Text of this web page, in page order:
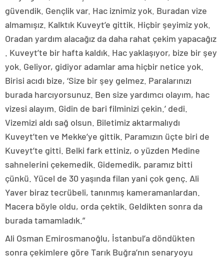
güvendik. Gençlik var. Hac iznimiz yok. Buradan vize
almamışız. Kalktık Kuveyt’e gittik. Hiçbir şeyimiz yok.
Oradan yardım alacağız da daha rahat çekim yapacağız
. Kuveyt’te bir hafta kaldık. Hac yaklaşıyor, bize bir şey
yok. Geliyor, gidiyor adamlar ama hiçbir netice yok.
Birisi acıdı bize, ‘Size bir şey gelmez. Paralarınızı
burada harcıyorsunuz. Ben size yardımcı olayım, hac
vizesi alayım. Gidin de bari filminizi çekin.’ dedi.
Vizemizi aldı sağ olsun. Biletimiz aktarmalıydı
Kuveyt’ten ve Mekke’ye gittik. Paramızın üçte biri de
Kuveyt’te gitti. Belki fark ettiniz, o yüzden Medine
sahnelerini çekemedik. Gidemedik, paramız bitti
çünkü. Yücel de 30 yaşında filan yani çok genç. Ali
Yaver biraz tecrübeli, tanınmış kameramanlardan.
Macera böyle oldu, orda çektik. Geldikten sonra da
burada tamamladık.”
Ali Osman Emirosmanoğlu, İstanbul’a döndükten
sonra çekimlere göre Tarık Buğra’nın senaryoyu